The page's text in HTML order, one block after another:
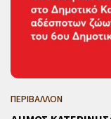
ΠΕΡΙΒΑΛΛΟΝ